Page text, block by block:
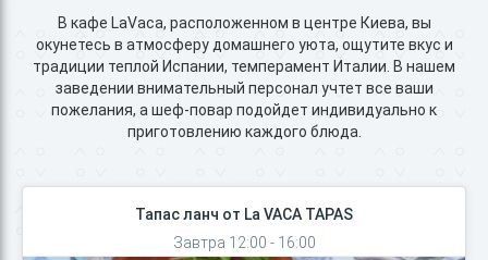
В кафе LaVaca, расположенном в центре Киева, вы
окунетесь в атмосферу домашнего уюта, ощутите вкус и
традиции теплой Испании, темперамент Италии. В нашем
заведении внимательный персонал учтет все ваши
пожелания, а шеф-повар подойдет индивидуально к
приготовлению каждого блюда.
Тапас ланч от La VACA TAPAS
Завтра 12:00 - 16:00